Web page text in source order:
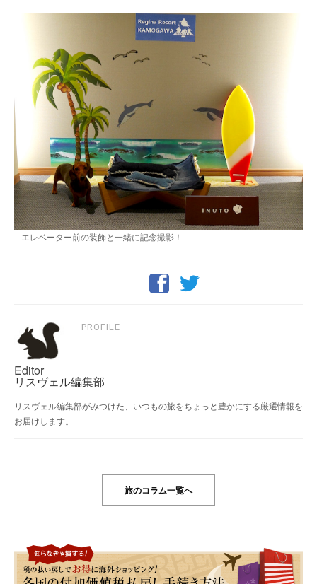
エレベーター前の装飾と一緒に記念撮影！
PROFILE
Editor
リスヴェル編集部
リスヴェル編集部がみつけた、いつもの旅をちょっと豊かにする厳選情報を
お届けします。
旅のコラム一覧へ